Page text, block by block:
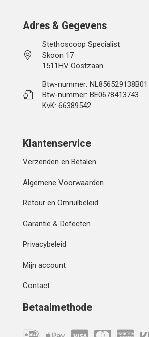
Adres & Gegevens
Stethoscoop Specialist
Skoon 17
1511HV Oostzaan
Btw-nummer: NL856529138B01
Btw-nummer: BE0678413743
KvK: 66389542
Klantenservice
Verzenden en Betalen
Algemene Voorwaarden
Retour en Omruilbeleid
Garantie & Defecten
Privacybeleid
Mijn account
Contact
Betaalmethode